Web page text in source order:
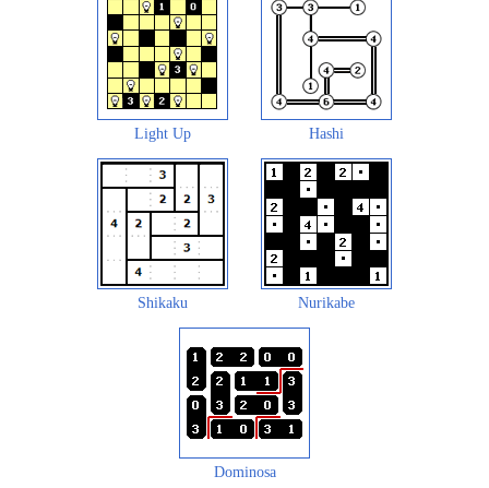
Light Up Hashi
Shikaku Nurikabe
Dominosa